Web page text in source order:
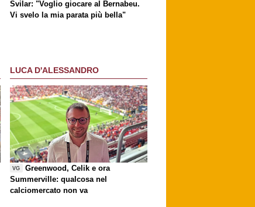
Svilar: "Voglio giocare al Bernabeu.
Vi svelo la mia parata più bella"
LUCA D'ALESSANDRO
VG
Greenwood, Celik e ora
Summerville: qualcosa nel
calciomercato non va